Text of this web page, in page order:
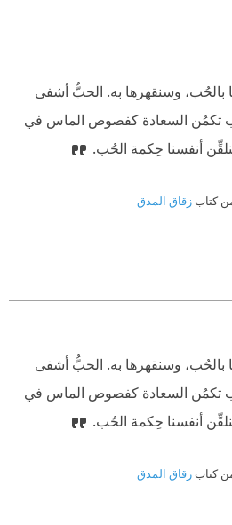
بالحُب، وسنقهرها به. الحبُّ أشفى
تكمُن السعادة كفصوص الماس في
أنفسنا حِكمة الحُب.
كتابزقاق المدق
بالحُب، وسنقهرها به. الحبُّ أشفى
تكمُن السعادة كفصوص الماس في
أنفسنا حِكمة الحُب.
كتابزقاق المدق